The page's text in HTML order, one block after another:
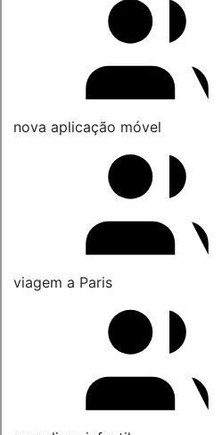
nova aplicação móvel
viagem a Paris